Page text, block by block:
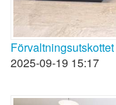
2025-09-19 15:17